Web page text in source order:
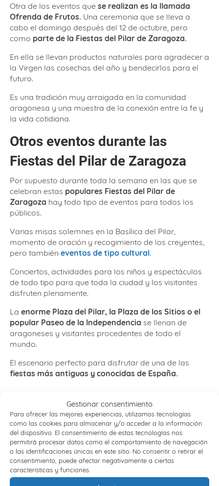
Gestionar consentimiento
Para ofrecer las mejores experiencias, utilizamos tecnologías
como las cookies para almacenar y/o acceder a la información
del dispositivo. El consentimiento de estas tecnologías nos
permitirá procesar datos como el comportamiento de navegación
o las identificaciones únicas en este sitio. No consentir o retirar el
consentimiento, puede afectar negativamente a ciertas
características y funciones.
Otra de los eventos que se realizan es la llamada
Ofrenda de Frutos. Una ceremonia que se lleva a
cabo el domingo después del 12 de octubre, pero
como parte de la Fiestas del Pilar de Zaragoza.
En ella se llevan productos naturales para agradecer a
la Virgen las cosechas del año y bendecirlos para el
futuro.
Es una tradición muy arraigada en la comunidad
aragonesa y una muestra de la conexión entre la fe y
la vida cotidiana.
Otros eventos durante las
Fiestas del Pilar de Zaragoza
Por supuesto durante toda la semana en las que se
celebran estas populares Fiestas del Pilar de
Zaragoza hay todo tipo de eventos para todos los
públicos.
Varias misas solemnes en la Basílica del Pilar,
momento de oración y recogimiento de los creyentes,
pero también eventos de tipo cultural.
Conciertos, actividades para los niños y espectáculos
de todo tipo para que toda la ciudad y los visitantes
disfruten plenamente.
La enorme Plaza del Pilar, la Plaza de los Sitios o el
popular Paseo de la Independencia se llenan de
aragoneses y visitantes procedentes de todo el
mundo.
El escenario perfecto para disfrutar de una de las
fiestas más antiguas y conocidas de España.
Ya sabes que EnGrupo Viajes
somos especialistas en
organizar viajes de turismo religioso,turismo escolar
viajes vacacionales.
Consulta nuestros distintos paquetes disponibles para
elegir el viaje con tu comunidad, colegio o asociación y
consúltanos si tienes dudas.